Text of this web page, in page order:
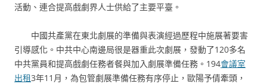
活動、連合提高戲劇界人士供給了主要平臺。
中國共產黨在東北劇展的準備與表演經過歷程中施展著要害
引導感化。中共中心南邊局很是器重此次劇展，發動了120多名
中共黨員和提高戲劇任務者餐與加入劇展準備任務。194會議室
出租3年11月，為包管劇展準備任務有序停止，歐陽予倩牽頭，